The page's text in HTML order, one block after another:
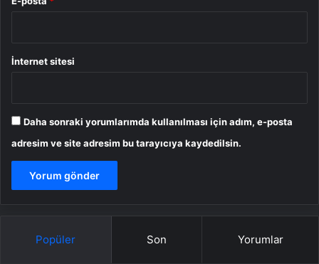
İnternet sitesi
Daha sonraki yorumlarımda kullanılması için adım, e-posta
adresim ve site adresim bu tarayıcıya kaydedilsin.
Popüler Son Yorumlar